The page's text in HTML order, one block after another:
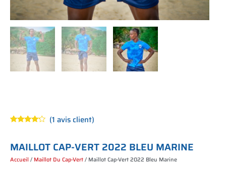
sur
client
(1 avis client)
MAILLOT CAP-VERT 2022 BLEU MARINE
Accueil / Maillot Du Cap-Vert/ Maillot Cap-Vert 2022 Bleu Marine